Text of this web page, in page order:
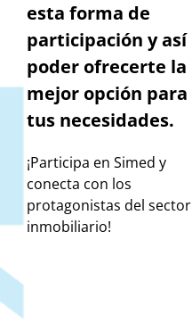
esta forma de
participación y así
poder ofrecerte la
mejor opción para
tus necesidades.
¡Participa en Simed y
conecta con los
protagonistas del sector
inmobiliario!